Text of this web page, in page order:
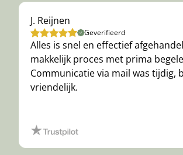
J. Reijnen
Geverifieerd
Alles is snel en effectief
makkelijk proces met prima
Communicatie via mail was tijdig,
vriendelijk.